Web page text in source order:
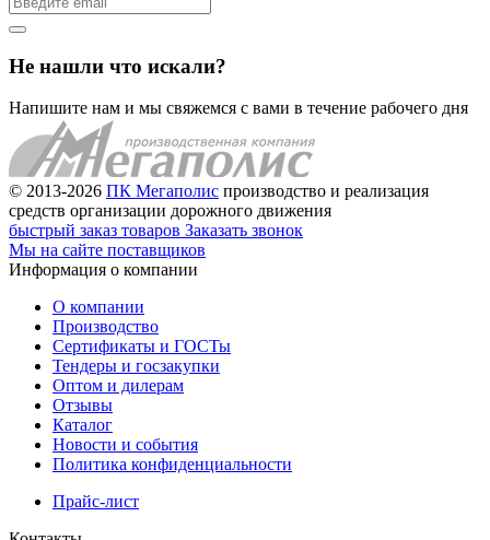
Не нашли что искали?
Напишите нам и мы свяжемся с вами в течение рабочего дня
© 2013-2026 ПК Мегаполис производство и реализация
средств организации дорожного движения
быстрый заказ товаров Заказать звонок
Мы на сайте поставщиков
Информация о компании
О компании
Производство
Сертификаты и ГОСТы
Тендеры и госзакупки
Оптом и дилерам
Отзывы
Каталог
Новости и события
Политика конфиденциальности
Прайс-лист